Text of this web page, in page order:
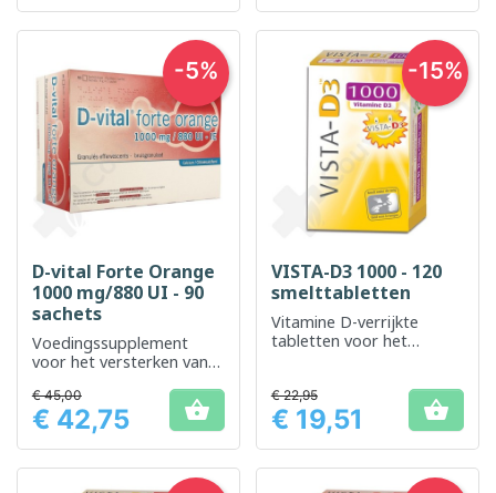
D-vital Forte Orange
1000 mg/880 UI - 90
sachets
Voedingssupplement
voor het versterken van
verbeteren van de
immuungezondheid.
Prijs
€ 45,00
€ 42,75 
-5%
VISTA-D3 1000 - 120
smelttabletten
Vitamine D-verrijkte
tabletten voor het
Prijs
€ 22,95
€ 19,51 
-15%